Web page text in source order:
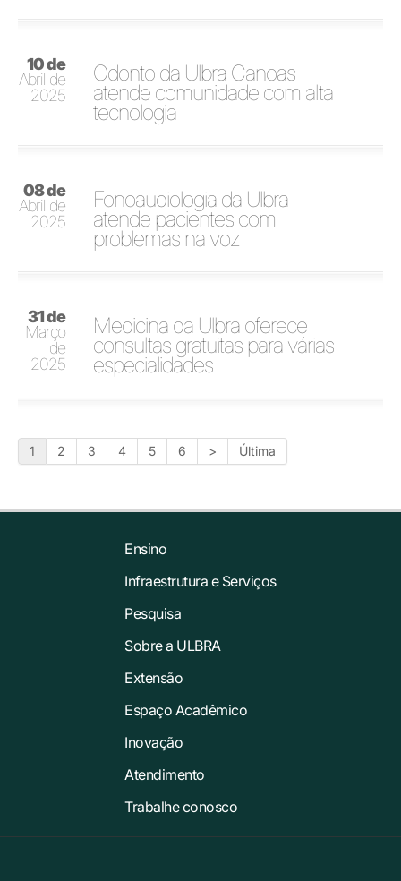
10 de
Abril de
2025
Odonto da Ulbra Canoas
atende comunidade com alta
tecnologia
08 de
Abril de
2025
Fonoaudiologia da Ulbra
atende pacientes com
problemas na voz
31 de
Março
de
2025
Medicina da Ulbra oferece
consultas gratuitas para várias
especialidades
1 2 3 4 5 6 > Última
Ensino
Infraestrutura e Serviços
Pesquisa
Sobre a ULBRA
Extensão
Espaço Acadêmico
Inovação
Atendimento
Trabalhe conosco